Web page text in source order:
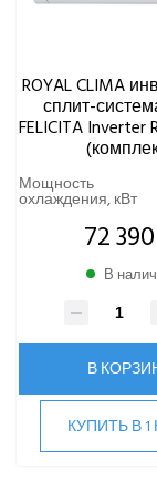
ULTIMA COMFORT
XIGMA
YOSHIKAWA
МОРОЗКО
ОСУШИТЕЛИ
VRF-СИСТЕМЫ
ВИННЫЕ
ROYAL CLIMA
сплит-
FELICITA Inverter
Мощность
охлаждения, кВт
72
В
В
КУПИТЬ В 1